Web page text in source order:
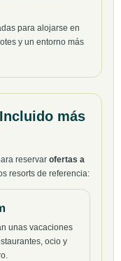
para alojarse en
y un entorno más
más
reservar ofertas a
resorts de referencia:
unas vacaciones
ocio y